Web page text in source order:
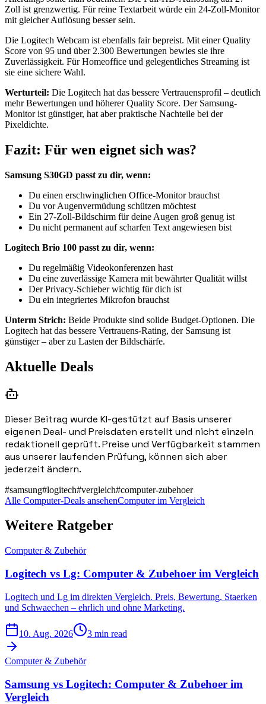
Zoll ist grenzwertig. Für reine Textarbeit würde ein 24-Zoll-Monitor
mit gleicher Auflösung besser sein.
Die Logitech Webcam ist ebenfalls fair bepreist. Mit einer Quality
Score von 95 und über 2.300 Bewertungen bewies sie ihre
Zuverlässigkeit. Für Homeoffice und gelegentliches Streaming ist
sie eine sichere Wahl.
Werturteil: Die Logitech hat das bessere Vertrauensprofil – deutlich
mehr Bewertungen und höherer Quality Score. Der Samsung-
Monitor ist günstiger, hat aber praktische Nachteile bei der
Pixeldichte.
Fazit: Für wen eignet sich was?
Samsung S30GD passt zu dir, wenn:
Du einen erschwinglichen Office-Monitor brauchst
Du vor Augenvermüdung schützen möchtest
Ein 27-Zoll-Bildschirm für deine Augen groß genug ist
Du nicht permanent auf scharfen Text angewiesen bist
Logitech Brio 100 passt zu dir, wenn:
Du regelmäßig Videokonferenzen hast
Du eine zuverlässige Kamera mit bewährter Qualität willst
Der Privacy-Schieber wichtig für dich ist
Du ein integriertes Mikrofon brauchst
Unterm Strich: Beide Produkte sind solide Budget-Optionen. Die
Logitech hat das bessere Vertrauens-Rating, der Samsung ist
günstiger – aber zu Lasten der Bildschärfe.
Aktuelle Deals
Dieser Beitrag wurde KI-gestützt auf Basis unserer
eigenen Deal- und Preisdaten erstellt und nicht einzeln
redaktionell geprüft. Preise und Verfügbarkeit stammen
aus unserer laufenden Prüfung, können sich aber
jederzeit ändern.
#samsung#logitech#vergleich#computer-zubehoer
Alle Computer-Deals ansehenComputer im Vergleich
Weitere Ratgeber
Computer & Zubehör
Logitech vs Lg: Computer & Zubehoer im Vergleich
Logitech und Lg im direkten Vergleich. Preis, Bewertung, Staerken
und Schwaechen – ehrlich und ohne Marketing.
10. Aug. 2026 3 min read
Computer & Zubehör
Samsung vs Logitech: Computer & Zubehoer im
Vergleich